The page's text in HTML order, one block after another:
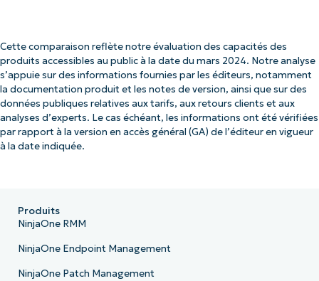
Cette comparaison reflète notre évaluation des capacités des
produits accessibles au public à la date du mars 2024. Notre analyse
s’appuie sur des informations fournies par les éditeurs, notamment
la documentation produit et les notes de version, ainsi que sur des
données publiques relatives aux tarifs, aux retours clients et aux
analyses d’experts. Le cas échéant, les informations ont été vérifiées
par rapport à la version en accès général (GA) de l’éditeur en vigueur
à la date indiquée.
Produits
NinjaOne RMM
NinjaOne Endpoint Management
NinjaOne Patch Management